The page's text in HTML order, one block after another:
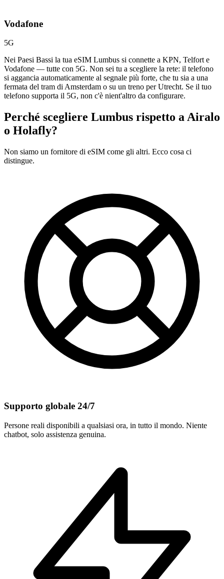
Vodafone
5G
Nei Paesi Bassi la tua eSIM Lumbus si connette a KPN, Telfort e
Vodafone — tutte con 5G. Non sei tu a scegliere la rete: il telefono
si aggancia automaticamente al segnale più forte, che tu sia a una
fermata del tram di Amsterdam o su un treno per Utrecht. Se il tuo
telefono supporta il 5G, non c'è nient'altro da configurare.
Perché scegliere Lumbus rispetto a Airalo
o Holafly?
Non siamo un fornitore di eSIM come gli altri. Ecco cosa ci
distingue.
Supporto globale 24/7
Persone reali disponibili a qualsiasi ora, in tutto il mondo. Niente
chatbot, solo assistenza genuina.